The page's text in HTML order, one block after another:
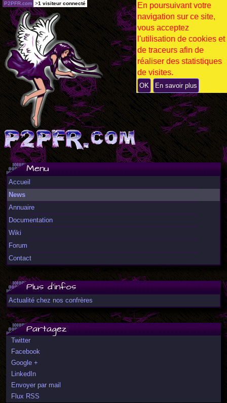
Menu
Accueil
News
Annuaire
Documentation
Wiki
Forum
Contact
Plus d'infos
Actualité chez nos confrères
Partagez
Twitter
Facebook
Google +
LinkedIn
Envoyer par mail
Flux RSS
P2PFR.com >1 visiteur connecté
En poursuivant votre
navigation sur ce site,
vous acceptez
l'utilisation de cookies et
de traceurs afin de
réaliser des statistiques
de visites.
OK En savoir plus